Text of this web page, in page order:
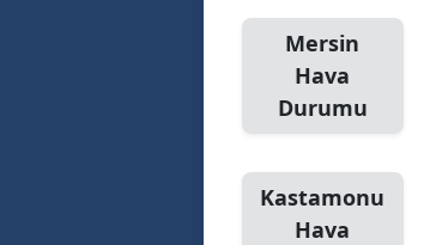
Mersin
Hava
Durumu
Kastamonu
Hava